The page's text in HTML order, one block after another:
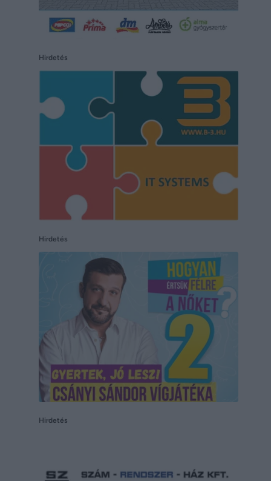
Hirdetés
Hirdetés
Hirdetés